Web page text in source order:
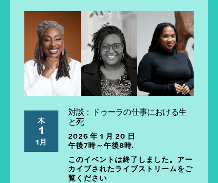
木
1
1月
対談：ドゥーラの仕事における生
と死
2026 年 1 月 20 日
午後7時～午後8時.
このイベントは終了しました。アー
カイブされたライブストリームをご
覧ください